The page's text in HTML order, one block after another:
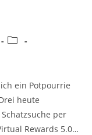
Beitrags-
ein Potpourrie
heute
per
Rewards 5.0…